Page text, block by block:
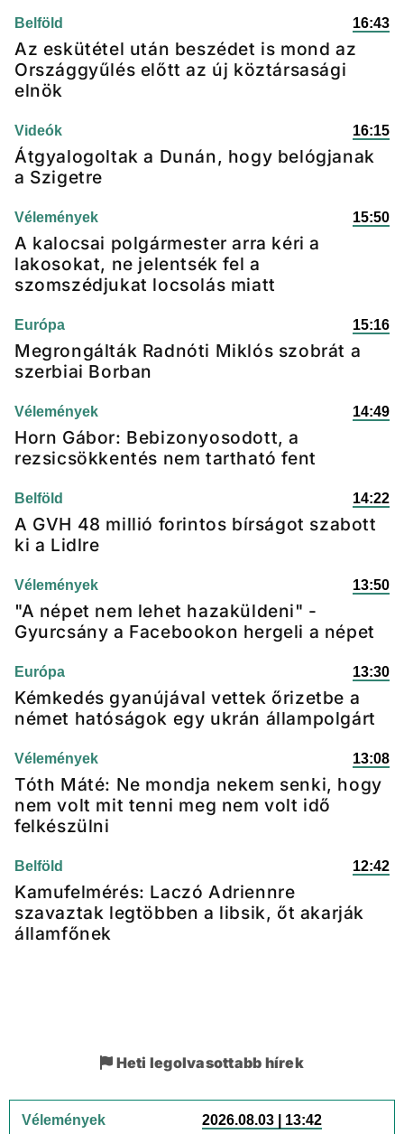
Belföld 16:43
Az eskütétel után beszédet is mond az
Országgyűlés előtt az új köztársasági
elnök
Videók 16:15
Átgyalogoltak a Dunán, hogy belógjanak
a Szigetre
Vélemények 15:50
A kalocsai polgármester arra kéri a
lakosokat, ne jelentsék fel a
szomszédjukat locsolás miatt
Európa 15:16
Megrongálták Radnóti Miklós szobrát a
szerbiai Borban
Vélemények 14:49
Horn Gábor: Bebizonyosodott, a
rezsicsökkentés nem tartható fent
Belföld 14:22
A GVH 48 millió forintos bírságot szabott
ki a Lidlre
Vélemények 13:50
"A népet nem lehet hazaküldeni" -
Gyurcsány a Facebookon hergeli a népet
Európa 13:30
Kémkedés gyanújával vettek őrizetbe a
német hatóságok egy ukrán állampolgárt
Vélemények 13:08
Tóth Máté: Ne mondja nekem senki, hogy
nem volt mit tenni meg nem volt idő
felkészülni
Belföld 12:42
Kamufelmérés: Laczó Adriennre
szavaztak legtöbben a libsik, őt akarják
államfőnek
Heti legolvasottabb hírek
Vélemények 2026.08.03 | 13:42